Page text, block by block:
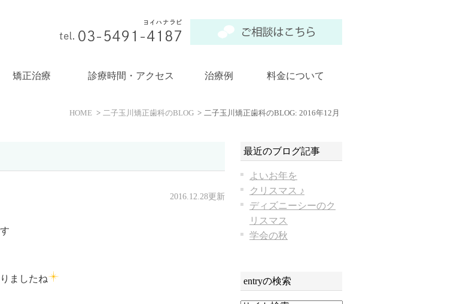
矯正治療 診療時間・アクセス 治療例 料金について
HOME 二子玉川矯正歯科のBLOG 二子玉川矯正歯科のBLOG: 2016年12月
2016.12.28更新
ましたね
最近のブログ記事
よいお年を
クリスマス ♪
ディズニーシーのク
リスマス
学会の秋
entryの検索